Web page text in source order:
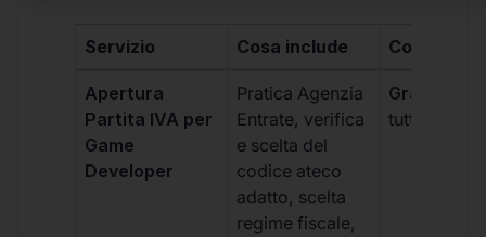
Servizio Cosa include Costo
Apertura
Partita IVA per
Game
Developer
Pratica Agenzia
Entrate, verifica
e scelta del
codice ateco
adatto, scelta
regime fiscale,
Gratis
tutti i piani)